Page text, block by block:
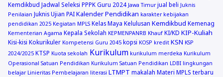
Kemdikbud Jadwal Seleksi PPPK Guru 2024 Jawa Timur jual beli Juknis
Penilaian Juknis Ujian PAI Kalender Pendidikan karakter kebijakan
pendidikan 2025 Kegiatan MPLS Kelas Maya Kelulusan Kemdikbud Kemenag
Kementerian Agama Kepala Sekolah KEPMENPANRB Khauf KI/KD KIP-Kuliah
Kisi-kisi Kokurikuler Kompetensi Guru 2045 kopsi KOSP kredit KSN KSP
2024/2025 KTSP Kuota sekolah Kurikulum kurikulum merdeka Kurikulum
Operasional Satuan Pendidikan Kurikulum Satuan Pendidikan LDBI lingkungan
belajar Linieritas Pembelajaran literasi LTMPT makalah Materi MPLS terbaru